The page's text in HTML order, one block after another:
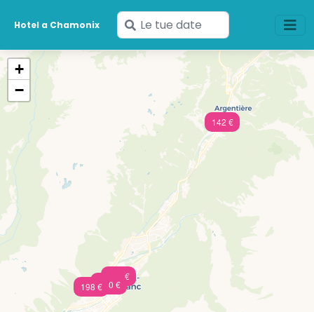
Hotel a Chamonix
Inserisci
le
tue
250 €
142 €
198 €
330 €
477 €
+
−